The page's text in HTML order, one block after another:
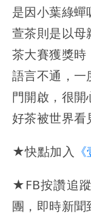
是因小葉綠
萱茶則是以母
茶大賽獲獎時
語言不通，一
門開啟，很
好茶被世界看
★快點加入
★FB按讚追
團，即時新聞